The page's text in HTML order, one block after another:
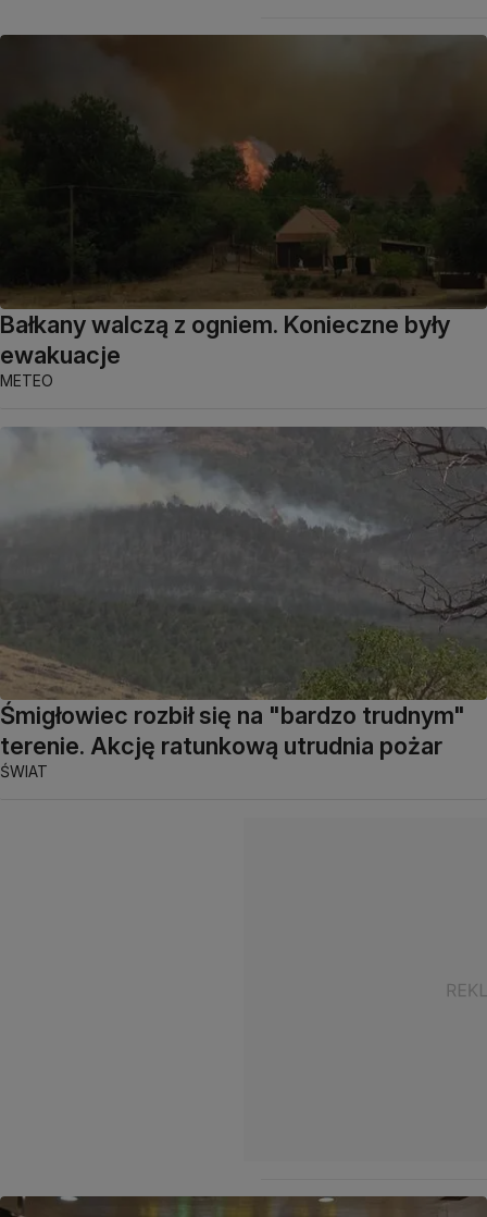
Bałkany walczą z ogniem. Konieczne były
ewakuacje
METEO
Śmigłowiec rozbił się na "bardzo trudnym"
terenie. Akcję ratunkową utrudnia pożar
ŚWIAT